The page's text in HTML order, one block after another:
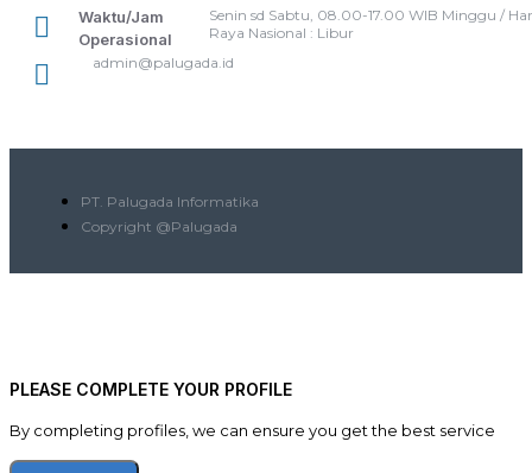
Waktu/Jam
Operasional
Senin sd Sabtu, 08.00-17.00 WIB Minggu /
Raya Nasional : Libur
admin@palugada.id
PT. Palugada Informatika
Copyright @Palugada
PLEASE COMPLETE YOUR PROFILE
By completing profiles, we can ensure you get the best service